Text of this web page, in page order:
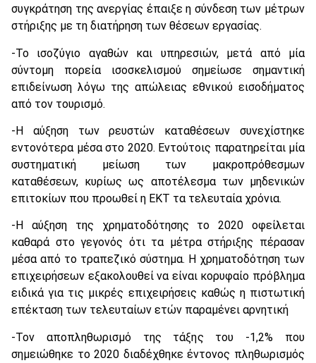
συγκράτηση της ανεργίας έπαιξε η σύνδεση των μέτρων
στήριξης με τη διατήρηση των θέσεων εργασίας.
-Το ισοζύγιο αγαθών και υπηρεσιών, μετά από μία
σύντομη πορεία ισοσκελισμού σημείωσε σημαντική
επιδείνωση λόγω της απώλειας εθνικού εισοδήματος
από τον τουρισμό.
-Η αύξηση των ρευστών καταθέσεων συνεχίστηκε
εντονότερα μέσα στο 2020. Εντούτοις παρατηρείται μία
συστηματική μείωση των μακροπρόθεσμων
καταθέσεων, κυρίως ως αποτέλεσμα των μηδενικών
επιτοκίων που προωθεί η ΕΚΤ τα τελευταία χρόνια.
-Η αύξηση της χρηματοδότησης το 2020 οφείλεται
καθαρά στο γεγονός ότι τα μέτρα στήριξης πέρασαν
μέσα από το τραπεζικό σύστημα. Η χρηματοδότηση των
επιχειρήσεων εξακολουθεί να είναι κορυφαίο πρόβλημα
ειδικά για τις μικρές επιχειρήσεις καθώς η πιστωτική
επέκταση των τελευταίων ετών παραμένει αρνητική
-Τον αποπληθωρισμό της τάξης του -1,2% που
σημειώθηκε το 2020 διαδέχθηκε έντονος πληθωρισμός